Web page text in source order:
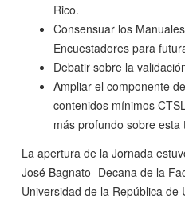
Rico.
Consensuar los
Encuestadores para
Debatir sobre la
Ampliar el componente
contenidos mínimos
más profundo sobre esta
La apertura de la Jornada
José Bagnato- Decana de la
Universidad de la República de